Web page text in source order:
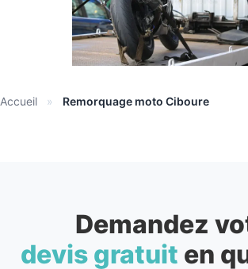
Accueil » Remorquage moto Ciboure
Demandez
devis gratuit en